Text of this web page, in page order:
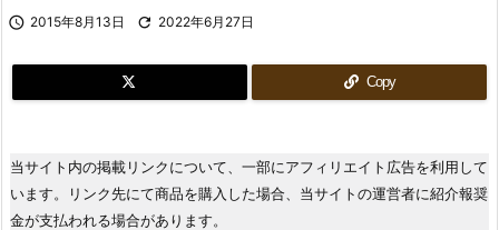
 2015年8月13日  2022年6月27日
Copy
当サイト内の掲載リンクについて、一部にアフィリエイト広告を利用して
います。リンク先にて商品を購入した場合、当サイトの運営者に紹介報奨
金が支払われる場合があります。